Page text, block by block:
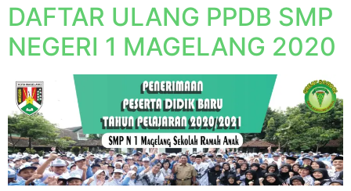
DAFTAR ULANG PPDB SMP
NEGERI 1 MAGELANG 2020